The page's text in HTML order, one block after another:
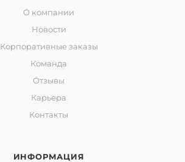
О компании
Новости
Корпоративные заказы
Команда
Отзывы
Карьера
Контакты
ИНФОРМАЦИЯ